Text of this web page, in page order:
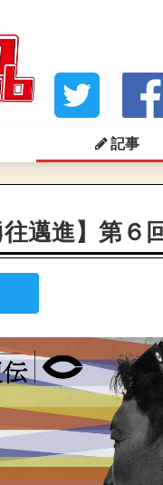
記事
邁進】第６